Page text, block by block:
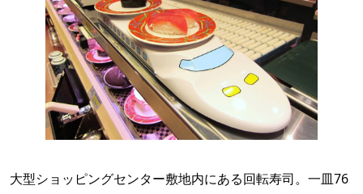
大型ショッピングセンター敷地内にある回転寿司。一皿76